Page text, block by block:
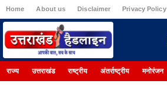
Home About us Disclaimer Privacy Policy
राज्य उत्तराखंड राष्ट्रीय अंतर्राष्ट्रीय मनोरंजन